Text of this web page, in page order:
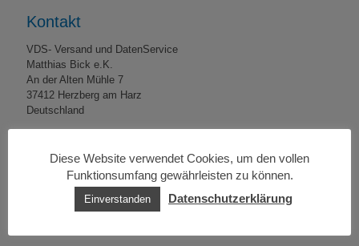
Kontakt
VDS- Versand und DatenService
Matthias Bick e.K.
An der Alten Mühle 7
37412 Herzberg am Harz
Deutschland
Telefon: +49 (0) 5521 855 370
Telefax: +49 (0) 5521 855 199
Diese Website verwendet Cookies, um den vollen
Funktionsumfang gewährleisten zu können.
Einverstanden Datenschutzerklärung